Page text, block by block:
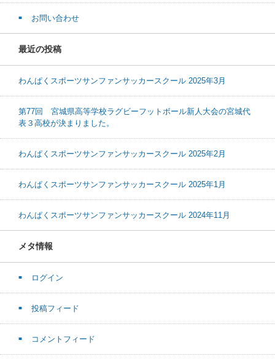
お問い合わせ
最近の投稿
わんぱくスポーツサンファンサッカースクール 2025年3月
第77回 宮城県高等学校ラグビーフットボール新人大会の宮城代
表３高校が決まりました。
わんぱくスポーツサンファンサッカースクール 2025年2月
わんぱくスポーツサンファンサッカースクール 2025年1月
わんぱくスポーツサンファンサッカースクール 2024年11月
メタ情報
ログイン
投稿フィード
コメントフィード